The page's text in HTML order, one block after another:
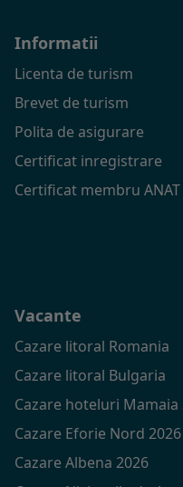
Informatii
Licenta de turism
Brevet de turism
Polita de asigurare
Certificat inregistrare
Certificat membru ANAT
Vacante
Cazare litoral Romania
Cazare litoral Bulgaria
Cazare hoteluri Mamaia
Cazare Eforie Nord 2026
Cazare Albena 2026